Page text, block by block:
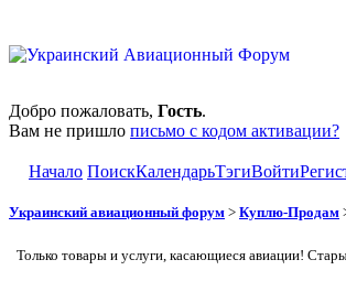
Добро пожаловать, Гость.
Вам не пришло письмо с кодом активации?
Начало ПоискКалендарьТэгиВойти
Украинский авиационный форум > Куплю-Продам
Только товары и услуги, касающиеся авиации!